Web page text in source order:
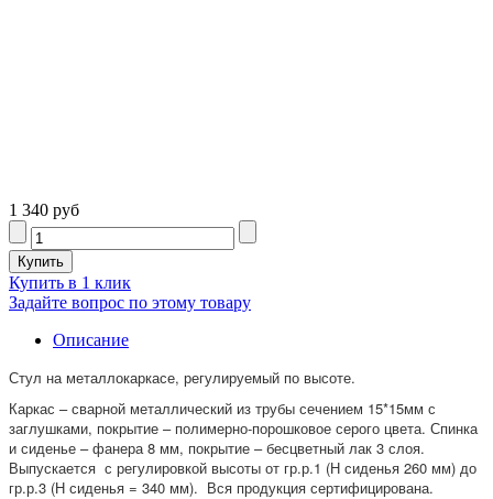
1 340 руб
Купить в 1 клик
Задайте вопрос по этому товару
Описание
Стул на металлокаркасе, регулируемый по высоте.
Каркас – сварной металлический из трубы сечением 15*15мм с
заглушками, покрытие – полимерно-порошковое серого цвета. Спинка
и сиденье – фанера 8 мм, покрытие – бесцветный лак 3 слоя.
Выпускается с регулировкой высоты от гр.р.1 (Н сиденья 260 мм) до
гр.р.3 (Н сиденья = 340 мм). Вся продукция сертифицирована.